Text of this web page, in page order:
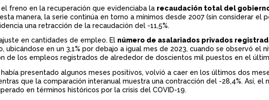
freno en la recuperación que evidenciaba la recaudación total del
manera, la serie continúa en torno a mínimos desde 2007 (sin considerar el
una retracción de la recaudación del -11,5%.
en cantidades de empleo. El número de asalariados privados
ubicándose en un 3,1% por debajo a igual mes de 2023, cuando se observó el
de los empleos registrados de alrededor de doscientos mil puestos en el
había presentado algunos meses positivos, volvió a caer en los últimos dos
que la comparación interanual muestra una contracción del -28,4%. Así, el
en términos históricos por la crisis del COVID-19.